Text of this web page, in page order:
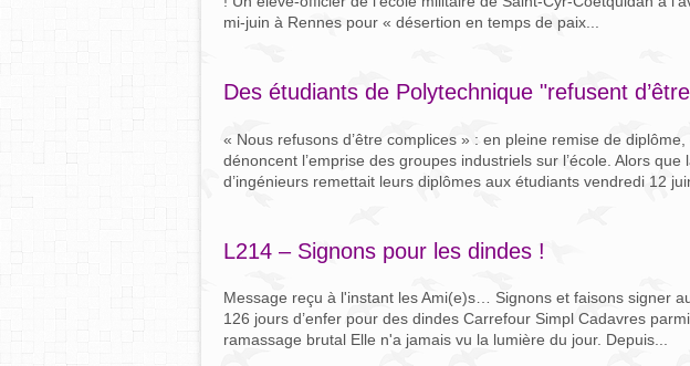
mi-juin à Rennes pour « désertion en temps de paix...
Des étudiants de Polytechnique "refusent
« Nous refusons d’être complices » : en pleine remise de
dénoncent l’emprise des groupes industriels sur l’école. Alors que
d’ingénieurs remettait leurs diplômes aux étudiants vendredi 12
L214 – Signons pour les dindes !
Message reçu à l'instant les Ami(e)s… Signons et faisons signer
126 jours d’enfer pour des dindes Carrefour Simpl Cadavres
ramassage brutal Elle n'a jamais vu la lumière du jour. Depuis...